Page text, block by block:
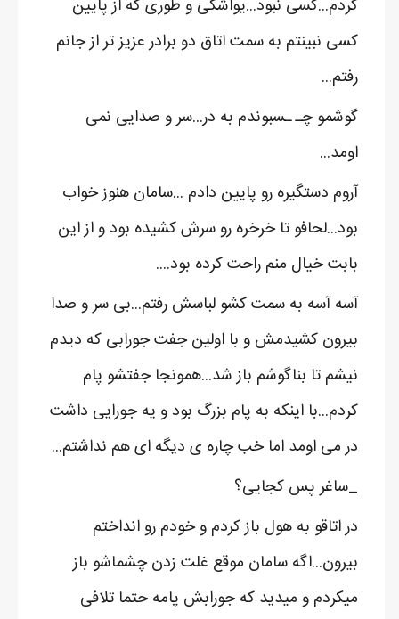
کردم...کسی نبود...یواشکی و طوری که از پایین
کسی نبینتم به سمت اتاق دو برادر عزیز تر از جانم
رفتم...
گوشمو چـ ـسبوندم به در...سر و صدایی نمی
اومد...
آروم دستگیره رو پایین دادم ...سامان هنوز خواب
بود...لحافو تا خرخره رو سرش کشیده بود و از این
بابت خیال منم راحت کرده بود....
آسه آسه به سمت کشو لباسش رفتم...بی سر و صدا
بیرون کشیدمش و با اولین جفت جورابی که دیدم
نیشم تا بناگوشم باز شد...همونجا جفتشو پام
کردم...با اینکه به پام بزرگ بود و یه جورایی داشت
در می اومد اما خب چاره ی دیگه ای هم نداشتم...
_ساغر پس کجایی؟
در اتاقو به هول باز کردم و خودم رو انداختم
بیرون...اگه سامان موقع غلت زدن چشماشو باز
میکردم و میدید که جورابش پامه حتما تلافی